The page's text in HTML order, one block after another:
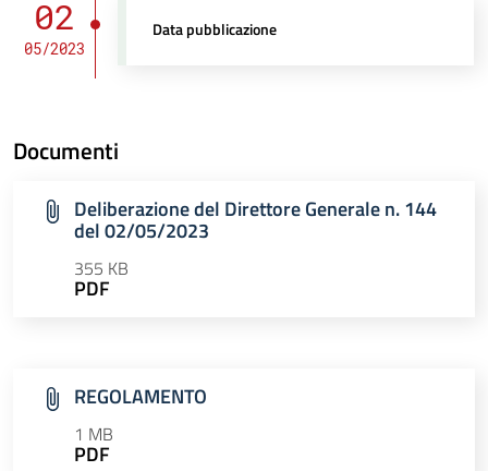
02
05/2023
Data pubblicazione
Documenti
Deliberazione del Direttore Generale n. 144
del 02/05/2023
355 KB
PDF
REGOLAMENTO
1 MB
PDF